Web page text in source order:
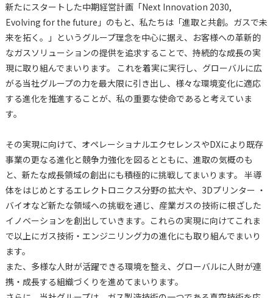
新たにスタートした中期経営計画「Next Innovation 2030,
Evolving for the future」のもと、私たちは「進取と共創。ガスで未
来を拓く。」というグループ理念を中心に据え、お客様への革新的
なガスソリューションの提供を追求することで、持続的な成長の実
現に取り組んでまいります。 これを着実に実行し、グローバルに広
がる当社グループの力を最大限に引き出し、様々な環境変化に適応
する進化を推進することが、私の重要な使命であると考えていま
す。
その実現に向けて、オペレーショナルエクセレンスやDXにより既存
事業の更なる進化と競争力強化を図るとともに、進取の気概のも
と、新たな成長領域の創出にも積極的に挑戦してまいります。 半導
体をはじめとするエレクトロニクス分野の拡大や、3Dプリンター ・
バイオなど新たな領域への挑戦を通じ、産業ガスの技術に根ざした
イノベーションを創出していきます。これらの実現に向けてこれま
で以上にガス技術・エンジニリング力の進化にも取り組んでまいり
ます。
また、多様な人財が活躍できる環境を整え、グローバルに人財が連
携・成長する組織づくりを進めてまいります。